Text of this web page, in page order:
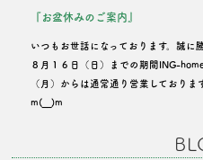
『お盆休みのご案内』
いつもお世話になっております。誠に
８月１６日（日）までの期間ING-
（月）からは通常通り営業しておりま
m(__)m